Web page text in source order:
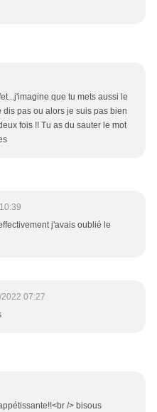
que tu mets aussi le
dis pas ou alors je suis pas bien
fois !! Tu as du sauter le mot
j'avais oublié le
07:27
/> bisous